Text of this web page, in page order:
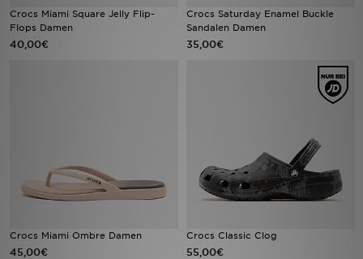
Crocs Miami Square Jelly Flip-
Flops Damen
40,00€
Crocs Saturday Enamel Buckle
Sandalen Damen
35,00€
Crocs Miami Ombre Damen
45,00€
Crocs Classic Clog
55,00€
Blog